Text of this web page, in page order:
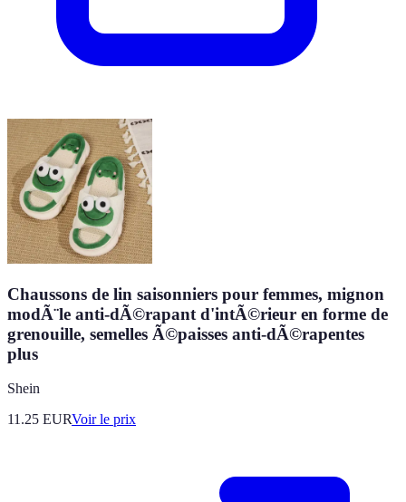
Chaussons de lin saisonniers pour femmes, mignon
modÃ¨le anti-dÃ©rapant d'intÃ©rieur en forme de
grenouille, semelles Ã©paisses anti-dÃ©rapentes
plus
Shein
11.25 EURVoir le prix